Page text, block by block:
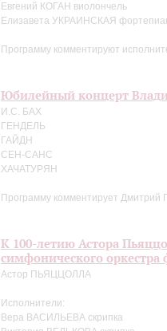
Евгений КОГАН виолончель
Елизавета УКРАИНСКАЯ
Программу комментируют
Юбилейный концерт
И.С. БАХ
ГЕНДЕЛЬ
ГАЙДН
СЕН-САНС
ХАЧАТУРЯН
Программу комментирует
К 100-летию Астора
симфонического
Астор ПЬЯЦЦОЛЛА
Исполнители:
Вера ВАСИЛЬЕВА скрипка